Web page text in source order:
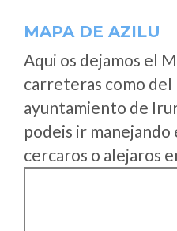
MAPA DE AZILU
Aqui os dejamos el
carreteras como del
ayuntamiento de
podeis ir manejando
cercaros o alejaros